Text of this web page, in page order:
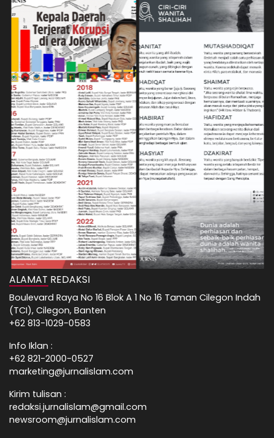
ALAMAT REDAKSI
Boulevard Raya No 16 Blok A 1 No 16 Taman Cilegon Indah
(TCI), Cilegon, Banten
+62 813-1029-0583
Info Iklan :
+62 821-2000-0527
marketing@jurnalislam.com
Kirim tulisan :
redaksi.jurnalislam@gmail.com
newsroom@jurnalislam.com